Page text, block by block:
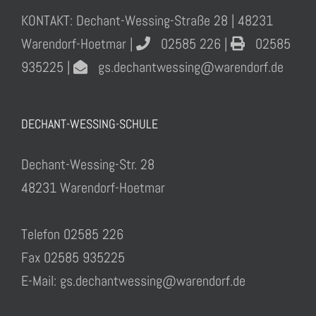
KONTAKT: Dechant-Wessing-Straße 28 | 48231
Warendorf-Hoetmar |
02585 226 |
02585
935225 |
gs.dechantwessing@warendorf.de
DECHANT-WESSING-SCHULE
Dechant-Wessing-Str. 28
48231 Warendorf-Hoetmar
Telefon 02585 226
Fax 02585 935225
E-Mail: gs.dechantwessing@warendorf.de